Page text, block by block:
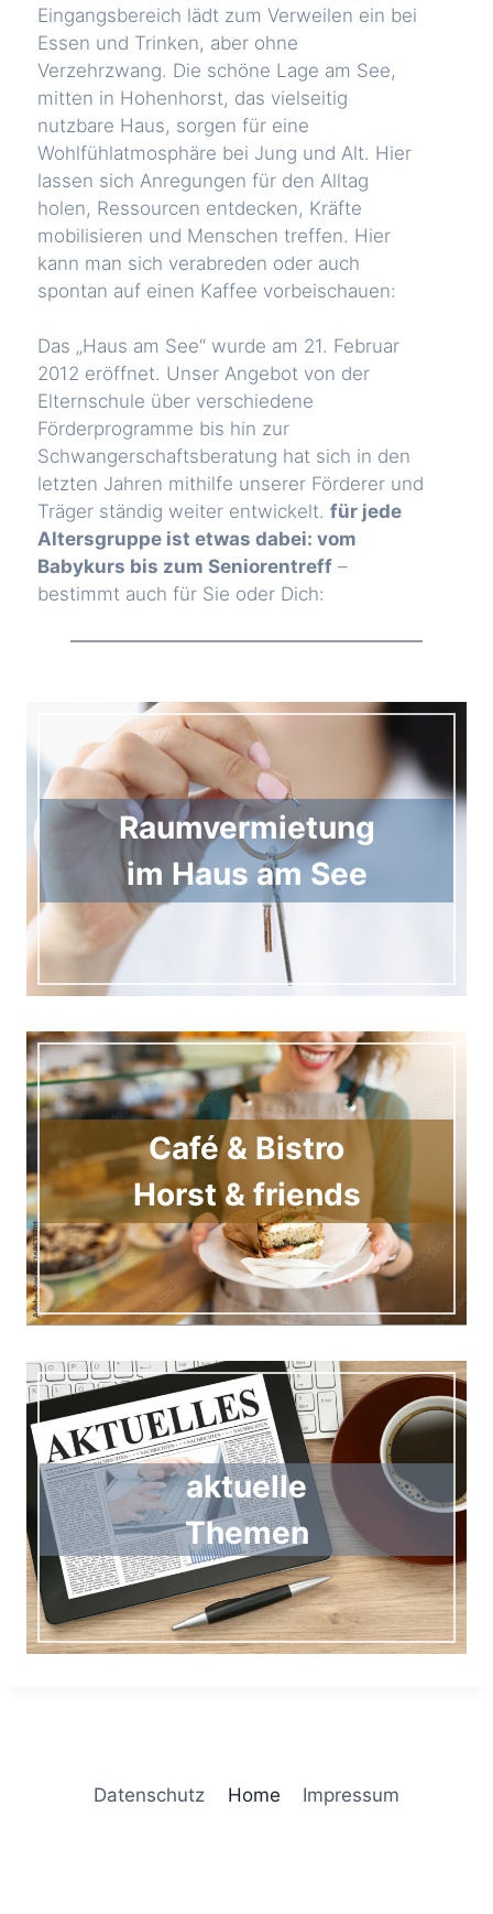
Eingangsbereich lädt zum Verweilen ein bei
Essen und Trinken, aber ohne
Verzehrzwang. Die schöne Lage am See,
mitten in Hohenhorst, das vielseitig
nutzbare Haus, sorgen für eine
Wohlfühlatmosphäre bei Jung und Alt. Hier
lassen sich Anregungen für den Alltag
holen, Ressourcen entdecken, Kräfte
mobilisieren und Menschen treffen. Hier
kann man sich verabreden oder auch
spontan auf einen Kaffee vorbeischauen:
Das „Haus am See“ wurde am 21. Februar
2012 eröffnet. Unser Angebot von der
Elternschule über verschiedene
Förderprogramme bis hin zur
Schwangerschaftsberatung hat sich in den
letzten Jahren mithilfe unserer Förderer und
Träger ständig weiter entwickelt. für jede
Altersgruppe ist etwas dabei: vom
Babykurs bis zum Seniorentreff –
bestimmt auch für Sie oder Dich:
Raumvermietung
im Haus am See
Café & Bistro
Horst & friends
aktuelle
Themen
Datenschutz Home Impressum